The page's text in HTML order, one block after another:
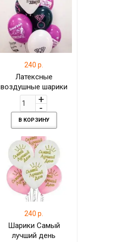
240 р.
Латексные
воздушные шарики
на девичник с гелием
В КОРЗИНУ
240 р.
Шарики Самый
лучший день